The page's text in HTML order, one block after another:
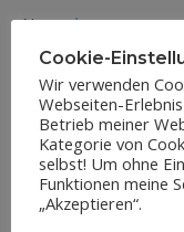
Name*
E-Mail-Adresse*
Cookie-
Wir verwenden
Webseiten-
Betrieb meiner
Kategorie von
selbst! Um ohne
Funktionen meine
„Akzeptieren“.